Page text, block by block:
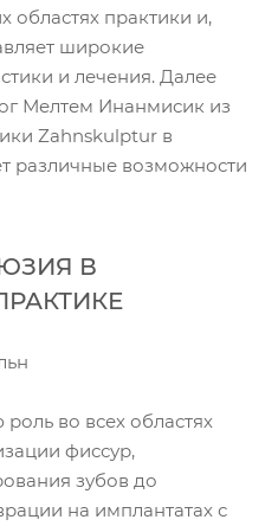
областях практики и,
широкие
и лечения. Далее
Мелтем Инанмисик из
Zahnskulptur в
различные возможности
В
во всех областях
фиссур,
зубов до
на имплантатах с